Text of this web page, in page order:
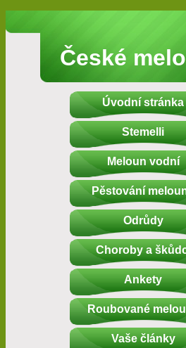
České
Úvodní stránka
Stemelli
Meloun vodní
Pěstování
Odrůdy
Choroby a
Ankety
Roubované
Vaše články